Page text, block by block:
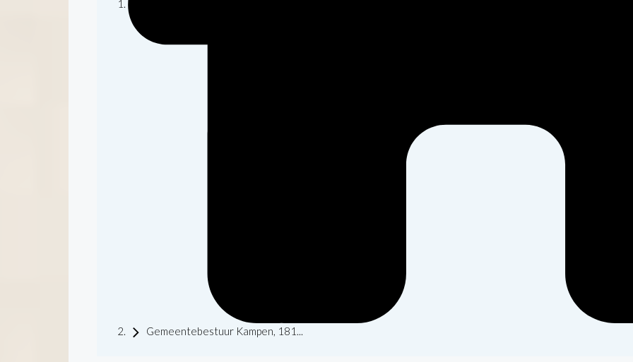
Gemeentebestuur Kampen, 181...